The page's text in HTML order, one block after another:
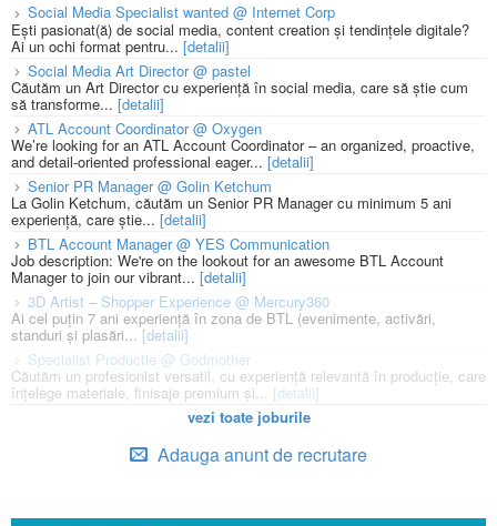
Social Media Specialist wanted @ Internet Corp
Ești pasionat(ă) de social media, content creation și tendințele digitale?
Ai un ochi format pentru... [detalii]
Social Media Art Director @ pastel
Căutăm un Art Director cu experiență în social media, care să știe cum
să transforme... [detalii]
ATL Account Coordinator @ Oxygen
We’re looking for an ATL Account Coordinator – an organized, proactive,
and detail-oriented professional eager... [detalii]
Senior PR Manager @ Golin Ketchum
La Golin Ketchum, căutăm un Senior PR Manager cu minimum 5 ani
experiență, care știe... [detalii]
BTL Account Manager @ YES Communication
Job description: We're on the lookout for an awesome BTL Account
Manager to join our vibrant... [detalii]
3D Artist – Shopper Experience @ Mercury360
Ai cel puțin 7 ani experiență în zona de BTL (evenimente, activări,
standuri și plasări...[detalii]
Specialist Productie @ Godmother
Căutăm un profesionist versatil, cu experiență relevantă în producție, care
înțelege materiale, finisaje premium și... [detalii]
vezi toate joburile
Adauga anunt de recrutare